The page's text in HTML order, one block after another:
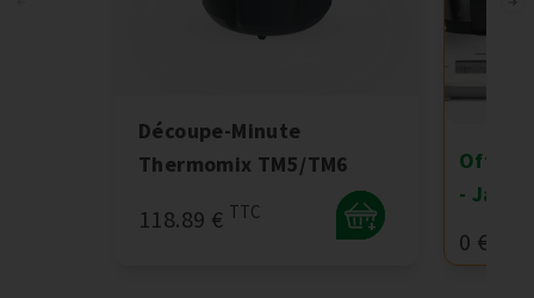
Découpe-Minute
Thermomix TM5/TM6
118.89 € TTC
+
Offre
-
0 €